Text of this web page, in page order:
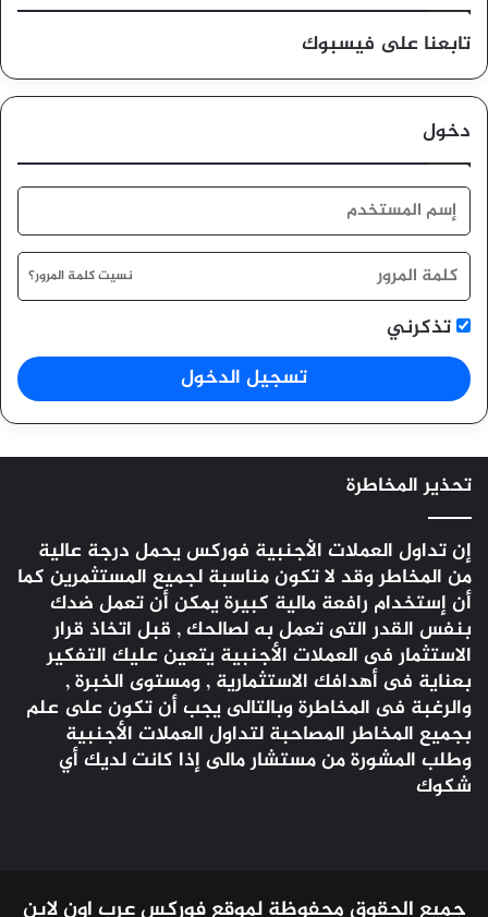
تابعنا على فيسبوك
دخول
نسيت كلمة المرور؟
تذكرني
تسجيل الدخول
تحذير المخاطرة
إن تداول العملات الأجنبية فوركسيحمل درجة عالية
من المخاطر وقد لا تكون مناسبة لجميع المستثمرين كما
أن إستخدام رافعة مالية كبيرة يمكن أن تعمل ضدك
بنفس القدر التى تعمل به لصالحك , قبل اتخاذ قرار
الاستثمار فى العملات الأجنبية يتعين عليك التفكير
بعناية فى أهدافك الاستثمارية , ومستوى الخبرة ,
والرغبة فى المخاطرة وبالتالى يجب أن تكون على علم
بجميع المخاطر المصاحبة لتداول العملات الأجنبية
وطلب المشورة من مستشار مالى إذا كانت لديك أي
شكوك